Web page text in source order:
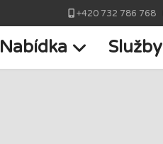
+420 732 786 768
Nabídka Služby